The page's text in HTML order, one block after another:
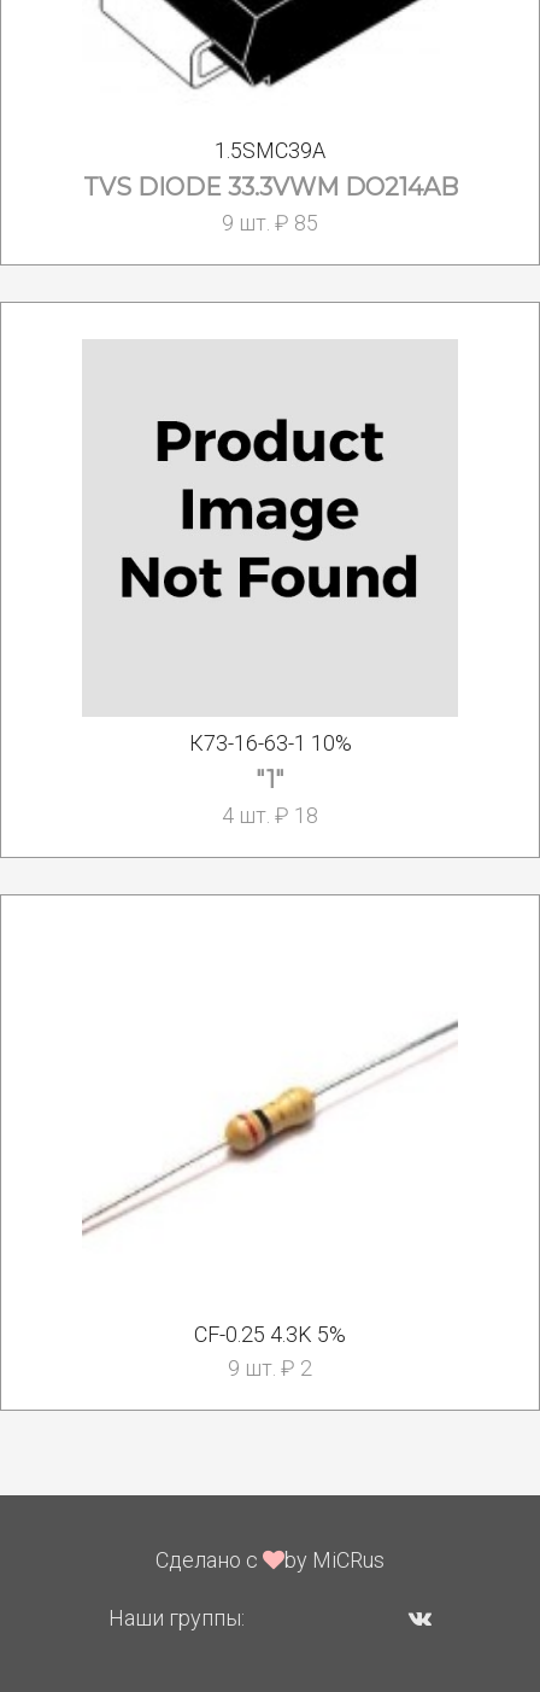
1.5SMC39A
TVS DIODE 33.3VWM DO214AB
9 шт. ₽ 85
К73-16-63-1 10%
"1"
4 шт. ₽ 18
CF-0.25 4.3K 5%
9 шт. ₽ 2
Сделано с by MiCRus
Наши группы: